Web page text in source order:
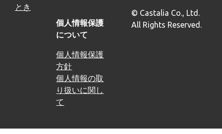
とき
個人情報保護
について
個人情報保護
方針
個人情報の取
り扱いに関し
て
© Castalia Co., Ltd.
All Rights Reserved.